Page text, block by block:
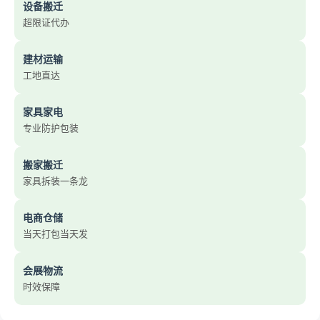
设备搬迁
超限证代办
建材运输
工地直达
家具家电
专业防护包装
搬家搬迁
家具拆装一条龙
电商仓储
当天打包当天发
会展物流
时效保障